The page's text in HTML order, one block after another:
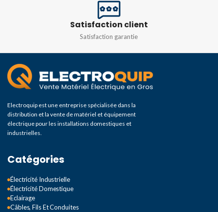
Satisfaction client
Satisfaction garantie
Electroquip est une entreprise spécialisée dans la
distribution et la vente de matériel et équipement
électrique pour les installations domestiques et
industrielles.
Catégories
Électricité Industrielle
Électricité Domestique
Eclairage
Câbles, Fils Et Conduites